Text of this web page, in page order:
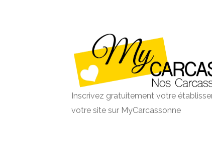
Inscrivez gratuitement votre
votre site sur MyCarcassonne